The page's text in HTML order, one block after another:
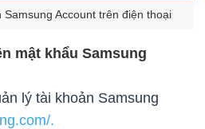
Account trên điện thoại
mật khẩu Samsung
lý tài khoản Samsung
.